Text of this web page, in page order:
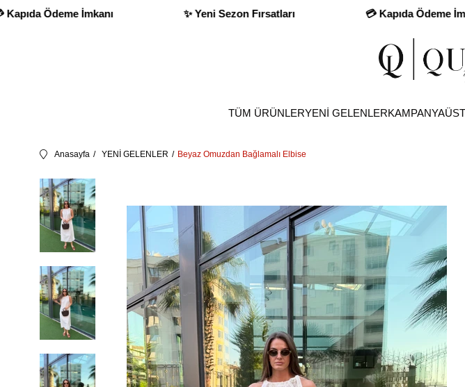
İmkanı ✨ Yeni Sezon Fırsatları 💳 Kapıda Ödeme İmkanı
TÜM ÜRÜNLERYENİ GELENLERKAMPANYA
Anasayfa YENİ GELENLER Beyaz Omuzdan Bağlamalı Elbise